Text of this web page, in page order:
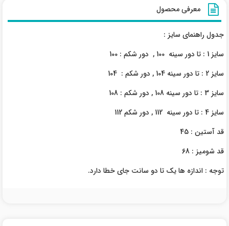
معرفی محصول
جدول راهنمای سایز :
سایز 1 : تا دور سینه 100 , دور شکم : 100
سایز 2 : تا دور سینه 104 , دور شکم : 104
سایز 3 : تا دور سینه 108 , دور شکم : 108
سایز 4 : تا دور سینه 112 , دور شکم 112
قد آستین : 45
قد شومیز : 68
توجه : اندازه ها یک تا دو سانت جای خطا دارد.